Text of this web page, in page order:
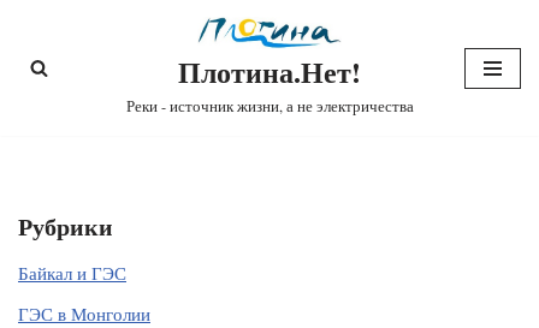
Перейти
Плотина.Нет!
Реки - источник жизни, а не электричества
Рубрики
Байкал и ГЭС
ГЭС в Монголии